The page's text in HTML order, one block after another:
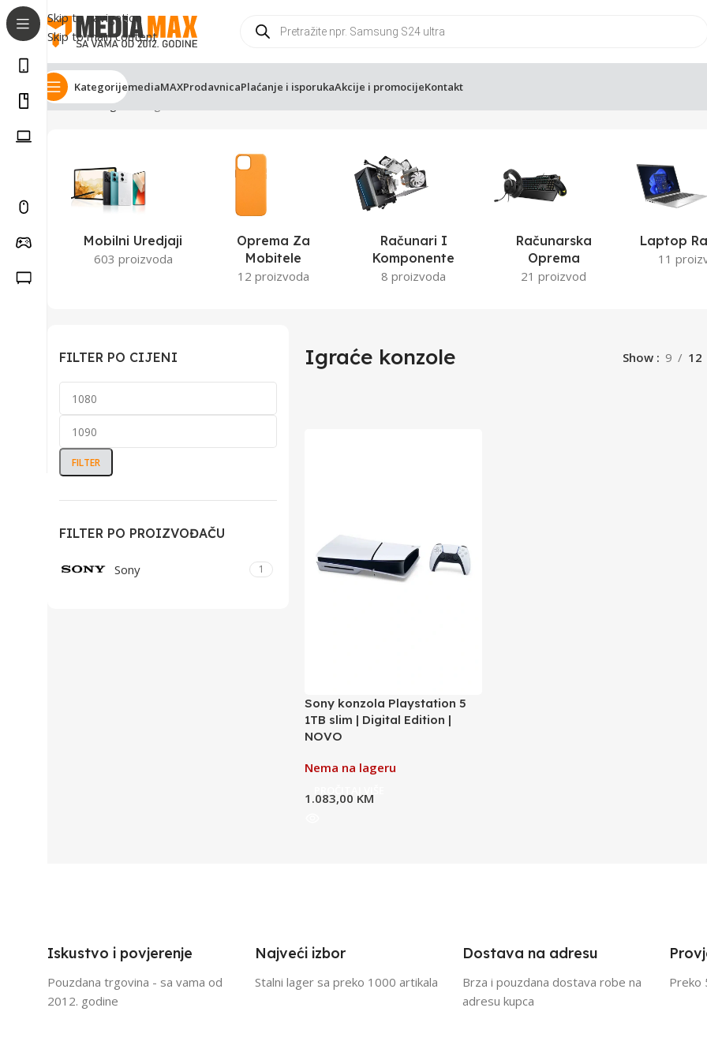
Skip to navigation
Skip to main content
KategorijemediaMAXProdavnicaPlaćanje i isporukaAkcije i promocijeKontakt
Početna Trgovina
Mobilni Uredjaji
603 proizvoda
Oprema Za
Mobitele
12 proizvoda
Računari I
Komponente
8 proizvoda
Računarska
Oprema
21 proizvod
Laptop
11
FILTER PO CIJENI
FILTER
FILTER PO PROIZVOĐAČU
Sony 1
Igraće konzole Show 9 12
Sony konzola Playstation 5
1TB slim | Digital Edition |
NOVO
Nema na lageru
1.083,00 KM
Iskustvo i povjerenje
Pouzdana trgovina - sa vama od
2012. godine
Najveći izbor
Stalni lager sa preko 1000 artikala
Dostava na adresu
Brza i pouzdana dostava robe na
adresu kupca
Preko